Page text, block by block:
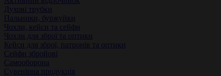
Духові трубки
Пальники, буржуйки
Чохли, кейси та сейфи
Чохли для зброї та оптики
Кейси для зброї, патронів та оптики
Сейфи збройові
Самооборона
Сувенірна продукція